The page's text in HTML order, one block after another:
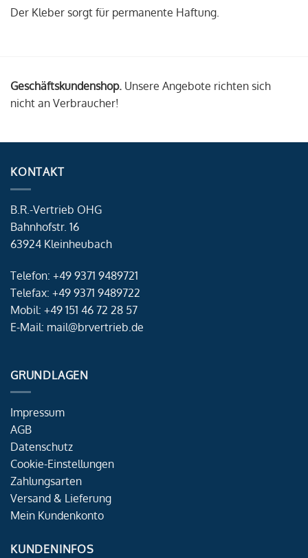
Der Kleber sorgt für permanente Haftung.
Geschäftskundenshop. Unsere Angebote richten sich
nicht an Verbraucher!
KONTAKT
B.R.-Vertrieb OHG
Bahnhofstr. 16
63924 Kleinheubach
Telefon: +49 9371 9489721
Telefax: +49 9371 9489722
Mobil: +49 151 46 72 28 57
E-Mail: mail@brvertrieb.de
GRUNDLAGEN
Impressum
AGB
Datenschutz
Cookie-Einstellungen
Zahlungsarten
Versand & Lieferung
Mein Kundenkonto
KUNDENINFOS